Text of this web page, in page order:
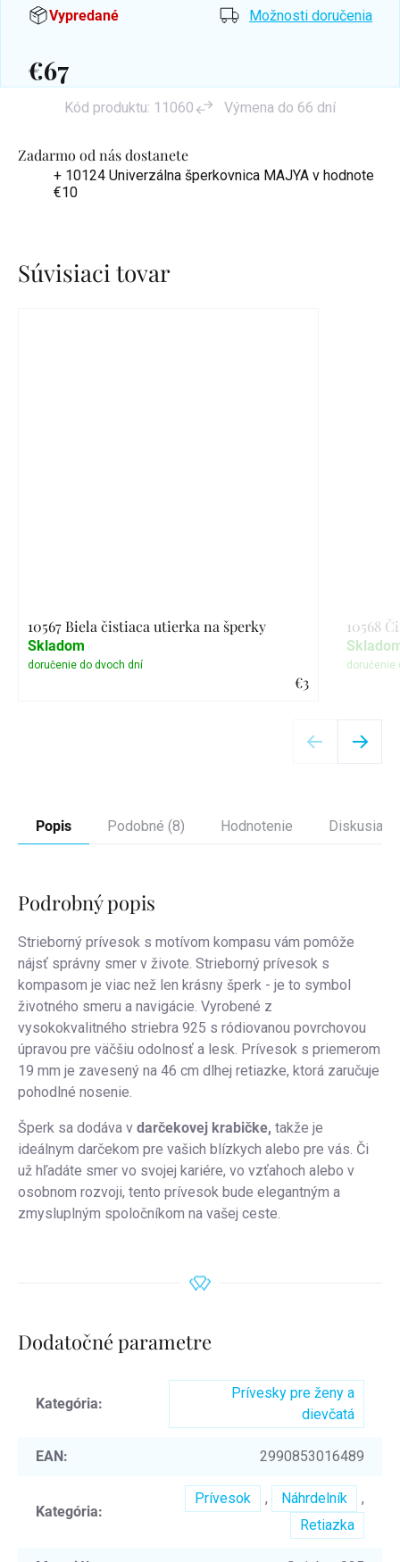
Zadarmo od nás dostanete
+ 10124 Univerzálna šperkovnica MAJYA v hodnote
€10
Vypredané Možnosti doručenia
€67
Kód produktu: 11060 Výmena do 66 dní
Súvisiaci tovar
10567 Biela čistiaca utierka na šperky
€3
Skladom
10568
Popis Podobné (8) Hodnotenie Diskusia
Podrobný popis
Strieborný prívesok s motívom kompasu vám pomôže
nájsť správny smer v živote. Strieborný prívesok s
kompasom je viac než len krásny šperk - je to symbol
životného smeru a navigácie. Vyrobené z
vysokokvalitného striebra 925 s ródiovanou povrchovou
úpravou pre väčšiu odolnosť a lesk. Prívesok s priemerom
19 mm je zavesený na 46 cm dlhej retiazke, ktorá zaručuje
pohodlné nosenie.
Šperk sa dodáva v darčekovej krabičke, takže je
ideálnym darčekom pre vašich blízkych alebo pre vás. Či
už hľadáte smer vo svojej kariére, vo vzťahoch alebo v
osobnom rozvoji, tento prívesok bude elegantným a
zmysluplným spoločníkom na vašej ceste.
Dodatočné parametre
Kategória:
Prívesky pre ženy a
dievčatá
EAN : 2990853016489
Kategória:
Prívesok , Náhrdelník
,
Retiazka